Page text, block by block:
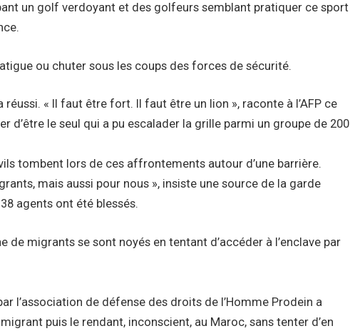
un golf verdoyant et des golfeurs semblant pratiquer ce sport
ou chuter sous les coups des forces de sécurité.
réussi. « Il faut être fort. Il faut être un lion », raconte à l’AFP ce
d’être le seul qui a pu escalader la grille parmi un groupe de 200
tombent lors de ces affrontements autour d’une barrière.
mais aussi pour nous », insiste une source de la garde
agents ont été blessés.
de migrants se sont noyés en tentant d’accéder à l’enclave par
l’association de défense des droits de l’Homme Prodein a
puis le rendant, inconscient, au Maroc, sans tenter d’en